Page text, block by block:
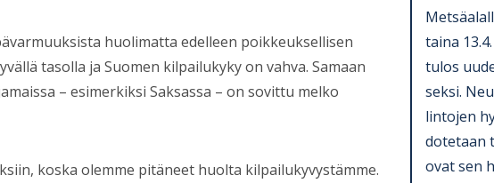
huolimatta edelleen poikkeuksellisen
tasolla ja Suomen kilpailukyky on vahva. Samaan
– esimerkiksi Saksassa – on sovittu melko
koska olemme pitäneet huolta kilpailukyvystämme.
taina
tu­los
seksi.
lin­to­jen
do­te­taan
ovat sen